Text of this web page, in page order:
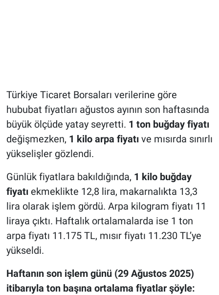
Türkiye Ticaret Borsaları verilerine göre
hububat fiyatları ağustos ayının son haftasında
büyük ölçüde yatay seyretti. 1 ton buğday fiyatı
değişmezken, 1 kilo arpa fiyatıve mısırda sınırlı
yükselişler gözlendi.
Günlük fiyatlara bakıldığında, 1 kilo buğday
fiyatı ekmeklikte 12,8 lira, makarnalıkta 13,3
lira olarak işlem gördü. Arpa kilogram fiyatı 11
liraya çıktı. Haftalık ortalamalarda ise 1 ton
arpa fiyatı 11.175 TL, mısır fiyatı 11.230 TL’ye
yükseldi.
Haftanın son işlem günü (29 Ağustos 2025)
itibarıyla ton başına ortalama fiyatlar şöyle: